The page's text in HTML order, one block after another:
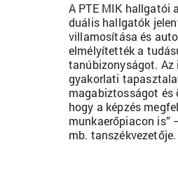
A PTE MIK hallgatói
duális hallgatók
villamosítása és
elmélyítették a
tanúbizonyságot. Az
gyakorlati
magabiztosságot és
hogy a képzés
munkaerőpiacon is”
mb. tanszékvezetője.